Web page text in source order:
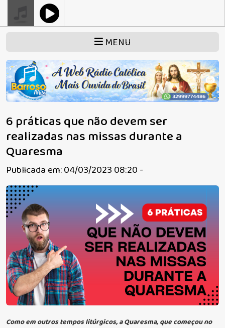
MENU
6 práticas que não devem ser
realizadas nas missas durante a
Quaresma
Publicada em: 04/03/2023 08:20 -
Como em outros tempos litúrgicos, a Quaresma, que começou no